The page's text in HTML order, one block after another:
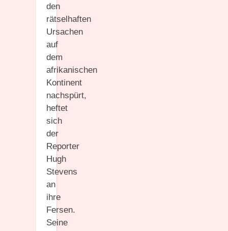
den
rätselhaften
Ursachen
auf
dem
afrikanischen
Kontinent
nachspürt,
heftet
sich
der
Reporter
Hugh
Stevens
an
ihre
Fersen.
Seine